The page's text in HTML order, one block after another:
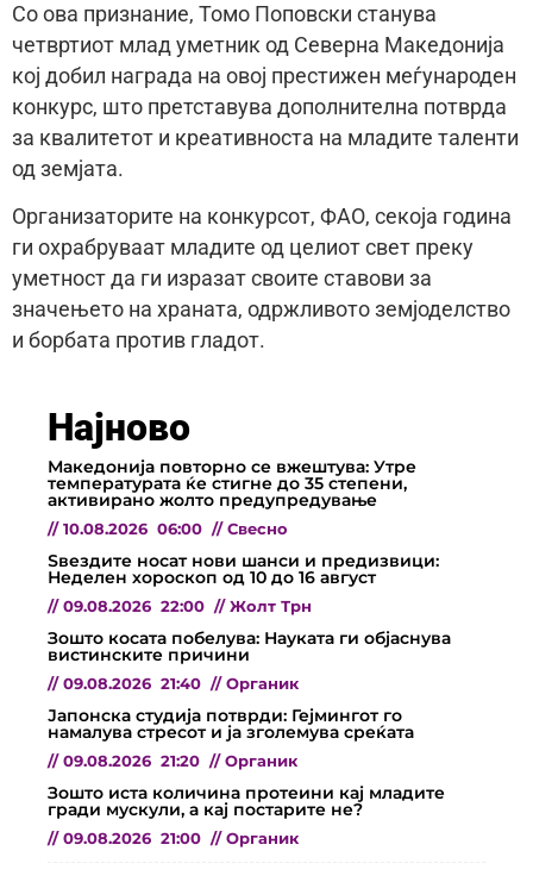
Со ова признание, Томо Поповски станува
четвртиот млад уметник од Северна Македонија
кој добил награда на овој престижен меѓународен
конкурс, што претставува дополнителна потврда
за квалитетот и креативноста на младите таленти
од земјата.
Организаторите на конкурсот, ФАО, секоја година
ги охрабруваат младите од целиот свет преку
уметност да ги изразат своите ставови за
значењето на храната, одржливото земјоделство
и борбата против гладот.
Најново
Македонија повторно се вжештува: Утре
температурата ќе стигне до 35 степени,
активирано жолто предупредување
// 10.08.2026 06:00 // Свесно
Ѕвездите носат нови шанси и предизвици:
Неделен хороскоп од 10 до 16 август
// 09.08.2026 22:00 // Жолт Трн
Зошто косата побелува: Науката ги објаснува
вистинските причини
// 09.08.2026 21:40 // Органик
Јапонска студија потврди: Гејмингот го
намалува стресот и ја зголемува среќата
// 09.08.2026 21:20 // Органик
Зошто иста количина протеини кај младите
гради мускули, а кај постарите не?
// 09.08.2026 21:00 // Органик